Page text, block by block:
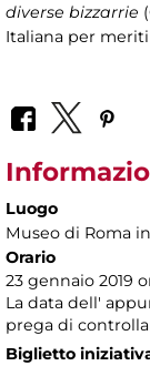
diverse bizzarrie
Italiana per
Luogo
Museo di Roma
Orario
23 gennaio 2019
La data dell'
prega di
Biglietto